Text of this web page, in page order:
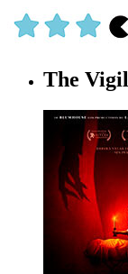
The Vigil